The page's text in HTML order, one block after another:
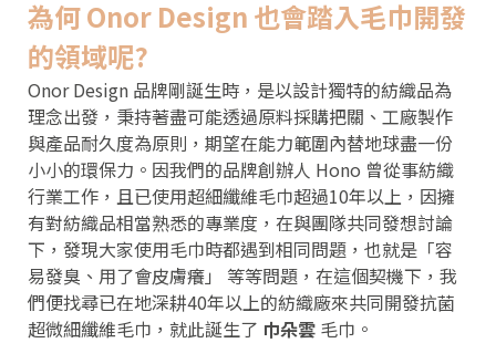
為何 Onor Design 也會踏入毛巾開發
的領域呢?
Onor Design 品牌剛誕生時，是以設計獨特的紡織品為
理念出發，秉持著盡可能透過原料採購把關、工廠製作
與產品耐久度為原則，期望在能力範圍內替地球盡一份
小小的環保力。因我們的品牌創辦人 Hono 曾從事紡織
行業工作，且已使用超細纖維毛巾超過10年以上，因擁
有對紡織品相當熟悉的專業度，在與團隊共同發想討論
下，發現大家使用毛巾時都遇到相同問題，也就是「容
易發臭、用了會皮膚癢」 等等問題，在這個契機下，我
們便找尋已在地深耕40年以上的紡織廠來共同開發抗菌
超微細纖維毛巾，就此誕生了 巾朵雲 毛巾。